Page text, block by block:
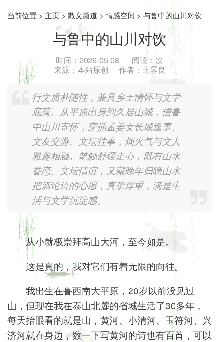
当前位置 > 主页 > 散文频道 >情感空间 > 与鲁中的山川对饮
与鲁中的山川对饮
时间： 2026-05-08 阅读： 次
来源： 本站原创 作者： 王霁良
行文质朴随性，兼具乡土情怀与文学
底蕴。从平原出身到久居山城，借鲁
中山川寄怀，穿插孟姜女长城逸事、
文友交游、文坛往事，烟火气与文人
雅趣相融。笔触舒缓走心，既有山水
眷恋、文坛情谊，又藏晚年归隐山水
把酒论诗的心愿，真挚厚重，满是生
活与文学沉淀感。
从小就极崇拜高山大河，至今如是。
这是真的，我对它们有着无限的向往。
我出生在鲁西南大平原，20岁以前没见过
山，但现在我在泰山北麓的省城生活了30多年，
每天抬眼看的就是山，黄河、小清河、玉符河、兴
济河就在身边，数一下写黄河的诗也有百首，可以